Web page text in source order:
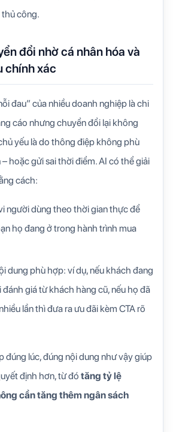
thủ công.
đổi nhờ cá nhân hóa và
chính xác
đau” của nhiều doanh nghiệp là chi
cáo nhưng chuyển đổi lại không
yếu là do thông điệp không phù
hoặc gửi sai thời điểm.AI có thể giải
cách:
người dùng theo thời gian thực để
họ đang ở trong hành trình mua
dung phù hợp: ví dụ, nếu khách đang
giá từ khách hàng cũ, nếu họ đã
lần thì đưa ra ưu đãi kèm CTA rõ
đúng lúc, đúng nội dung như vậy giúp
định hơn, từ đó tăng tỷ lệ
cần tăng thêm ngân sách